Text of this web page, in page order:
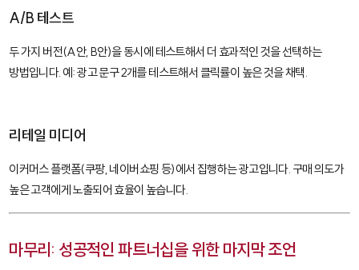
A/B 테스트
두 가지 버전(A안, B안)을 동시에 테스트해서 더 효과적인 것을 선택하는
방법입니다. 예: 광고 문구 2개를 테스트해서 클릭률이 높은 것을 채택.
리테일 미디어
이커머스 플랫폼(쿠팡, 네이버쇼핑 등)에서 집행하는 광고입니다. 구매 의도가
높은 고객에게 노출되어 효율이 높습니다.
마무리: 성공적인 파트너십을 위한 마지막 조언